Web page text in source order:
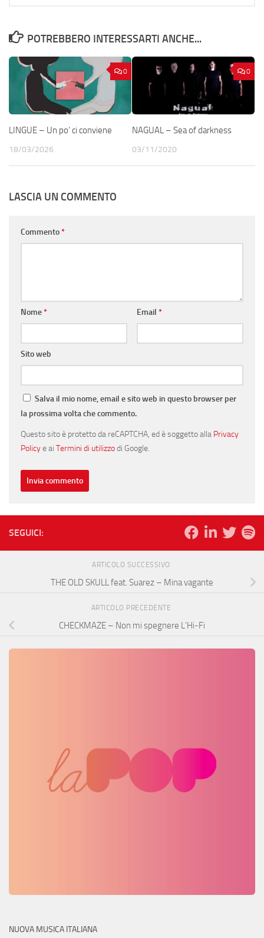
POTREBBERO INTERESSARTI ANCHE...
0
LINGUE – Un po’ ci conviene
18/03/2026
0
NAGUAL – Sea of darkness
03/11/2020
LASCIA UN COMMENTO
Commento*
Nome* Email *
Sito web
Salva il mio nome, email e sito web in questo browser per
la prossima volta che commento.
Questo sito è protetto da reCAPTCHA, ed è soggetto alla Privacy
Policye ai Termini di utilizzodi Google.
SEGUICI:
ARTICOLO SUCCESSIVO
THE OLD SKULL feat. Suarez – Mina vagante
ARTICOLO PRECEDENTE
CHECKMAZE – Non mi spegnere L’Hi-Fi
NUOVA MUSICA ITALIANA